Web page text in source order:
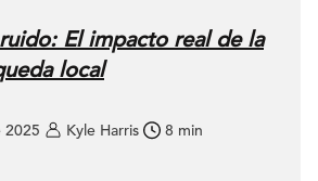
El impacto real de la
local
2025 Kyle Harris 8 min